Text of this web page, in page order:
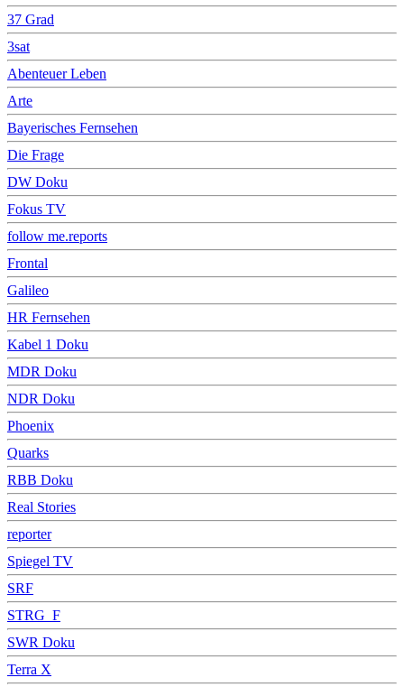
37 Grad
3sat
Abenteuer Leben
Arte
Bayerisches Fernsehen
Die Frage
DW Doku
Fokus TV
follow me.reports
Frontal
Galileo
HR Fernsehen
Kabel 1 Doku
MDR Doku
NDR Doku
Phoenix
Quarks
RBB Doku
Real Stories
reporter
Spiegel TV
SRF
STRG_F
SWR Doku
Terra X